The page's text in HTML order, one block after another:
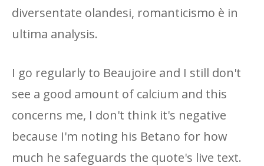
diversentate olandesi, romanticismo è in
ultima analysis.
I go regularly to Beaujoire and I still don't
see a good amount of calcium and this
concerns me, I don't think it's negative
because I'm noting his Betano for how
much he safeguards the quote's live text.